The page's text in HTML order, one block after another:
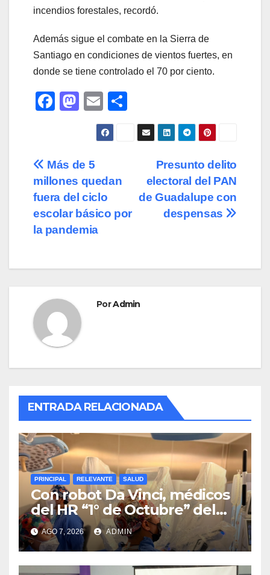
incendios forestales, recordó.
Además sigue el combate en la Sierra de
Santiago en condiciones de vientos fuertes, en
donde se tiene controlado el 70 por ciento.
F
e
b
o
o
k
M
o
d
o
n
E
m
ail
o
m
tir
Navegación
de
entradas
Presunto delito
electoral del PAN
de Guadalupe con
despensas
Más de 5
millones quedan
fuera del ciclo
escolar básico por
la pandemia
PorAdmin
ENTRADA RELACIONADA
PRINCIPAL RELEVANTE SALUD
Con robot Da Vinci, médicos
del HR “1° de Octubre” del
ISSSTE retiran tumor renal a
paciente de 72 años
AGO 7, 2026 ADMIN